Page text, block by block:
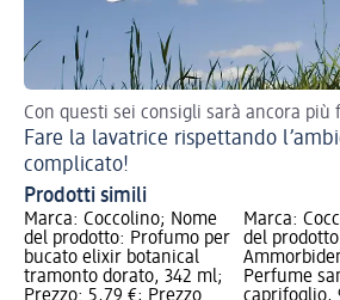
Con questi sei consigli sarà ancora più
Fare la lavatrice rispettando
complicato!
Prodotti simili
Marca: Coccolino; Nome
del prodotto: Profumo per
bucato elixir botanical
tramonto dorato, 342 ml;
Prezzo: 5,79 €; Prezzo
Marca:
del
Perfume
caprifoglio,